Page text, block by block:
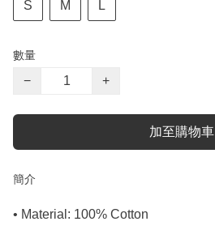
S M L
數量
− +
加至購物車
簡介
• Material: 100% Cotton